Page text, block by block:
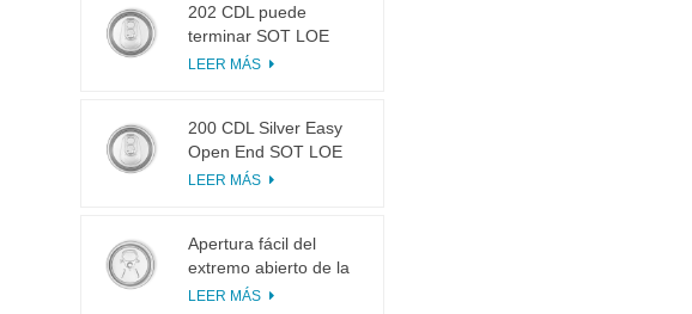
202 CDL puede
terminar SOT LOE
Plata Ligero EOE
LEER MÁS
200 CDL Silver Easy
Open End SOT LOE
Epoxi
LEER MÁS
Apertura fácil del
extremo abierto de la
lengüeta del tirón del
LEER MÁS